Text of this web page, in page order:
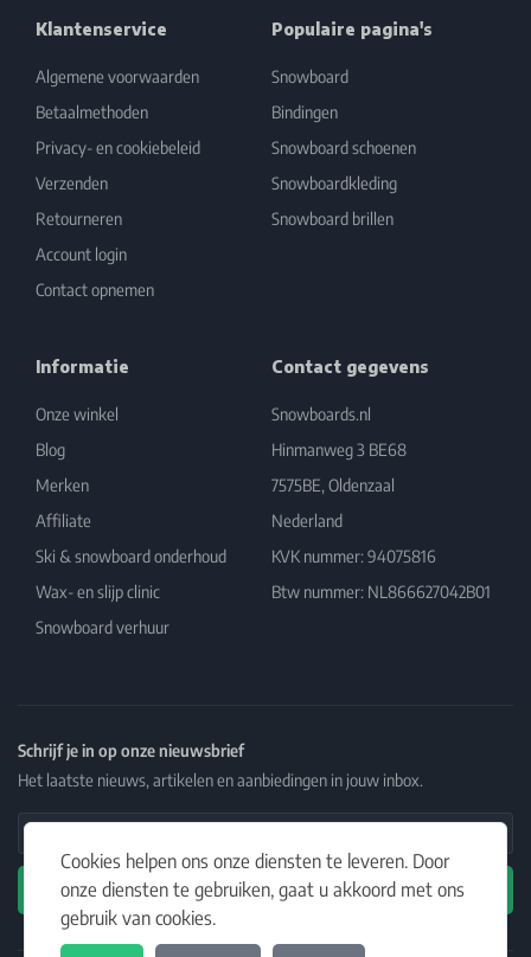
Cookies helpen ons onze diensten te leveren. Door
onze diensten te gebruiken, gaat u akkoord met ons
gebruik van cookies.
Klantenservice
Algemene voorwaarden
Betaalmethoden
Privacy- en cookiebeleid
Verzenden
Retourneren
Account login
Contact opnemen
Populaire pagina's
Snowboard
Bindingen
Snowboard schoenen
Snowboardkleding
Snowboard brillen
Informatie
Onze winkel
Blog
Merken
Affiliate
Ski & snowboard onderhoud
Wax- en slijp clinic
Snowboard verhuur
Contact gegevens
Snowboards.nl
Hinmanweg 3 BE68
7575BE, Oldenzaal
Nederland
KVK nummer: 94075816
Btw nummer: NL866627042B01
Schrijf je in op onze nieuwsbrief
Het laatste nieuws, artikelen en aanbiedingen in jouw inbox.
Email Address
Abonneren